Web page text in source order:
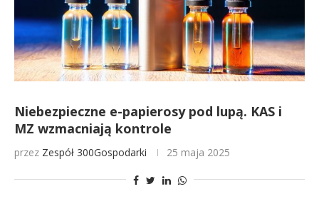
Niebezpieczne e-papierosy pod lupą. KAS i
MZ wzmacniają kontrole
przez Zespół 300Gospodarki 25 maja 2025